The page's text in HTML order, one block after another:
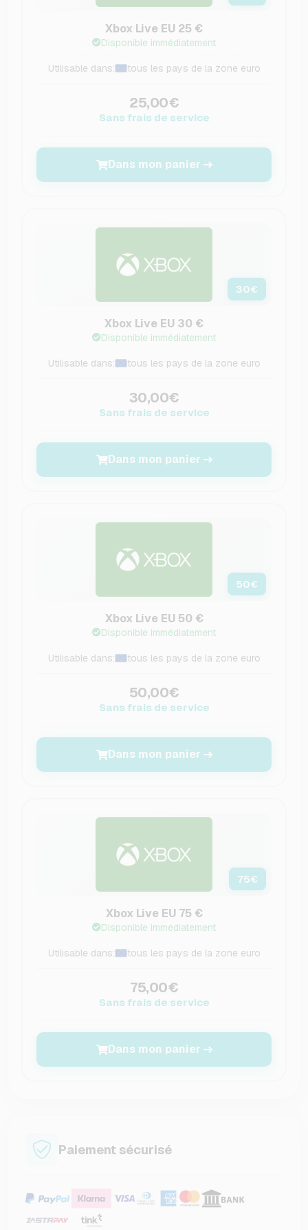
Xbox Live EU 25 €
Disponible immédiatement
Utilisable dans: tous les pays de la zone euro
25,00€
Sans frais de service
Dans mon panier
30€
Xbox Live EU 30 €
Disponible immédiatement
Utilisable dans: tous les pays de la zone euro
30,00€
Sans frais de service
Dans mon panier
50€
Xbox Live EU 50 €
Disponible immédiatement
Utilisable dans: tous les pays de la zone euro
50,00€
Sans frais de service
Dans mon panier
75€
Xbox Live EU 75 €
Disponible immédiatement
Utilisable dans: tous les pays de la zone euro
75,00€
Sans frais de service
Dans mon panier
Paiement sécurisé